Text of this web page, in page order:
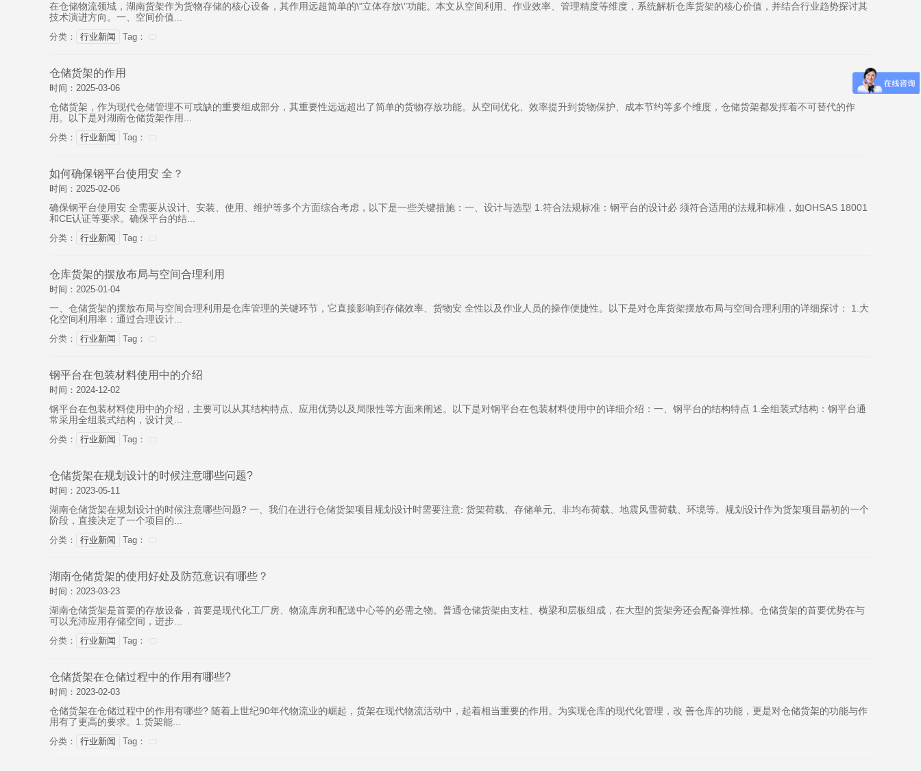
在仓储物流领域，湖南货架作为货物存储的核心设备，其作用远超简单的\"立体存放\"功能。本文从空间利用、作业效率、管理精度等维度，系统解析仓库货架的核心价值，并结合行业趋势探讨其
技术演进方向。一、空间价值...
分类： 行业新闻 Tag：
仓储货架的作用
时间：2025-03-06
仓储货架，作为现代仓储管理不可或缺的重要组成部分，其重要性远远超出了简单的货物存放功能。从空间优化、效率提升到货物保护、成本节约等多个维度，仓储货架都发挥着不可替代的作
用。以下是对湖南仓储货架作用...
分类： 行业新闻 Tag：
如何确保钢平台使用安 全？
时间：2025-02-06
确保钢平台使用安 全需要从设计、安装、使用、维护等多个方面综合考虑，以下是一些关键措施：一、设计与选型 1.符合法规标准：钢平台的设计必 须符合适用的法规和标准，如OHSAS 18001
和CE认证等要求。确保平台的结...
分类： 行业新闻 Tag：
仓库货架的摆放布局与空间合理利用
时间：2025-01-04
一、仓储货架的摆放布局与空间合理利用是仓库管理的关键环节，它直接影响到存储效率、货物安 全性以及作业人员的操作便捷性。以下是对仓库货架摆放布局与空间合理利用的详细探讨： 1.大
化空间利用率：通过合理设计...
分类： 行业新闻 Tag：
钢平台在包装材料使用中的介绍
时间：2024-12-02
钢平台在包装材料使用中的介绍，主要可以从其结构特点、应用优势以及局限性等方面来阐述。以下是对钢平台在包装材料使用中的详细介绍：一、钢平台的结构特点 1.全组装式结构：钢平台通
常采用全组装式结构，设计灵...
分类： 行业新闻 Tag：
仓储货架在规划设计的时候注意哪些问题?
时间：2023-05-11
湖南仓储货架在规划设计的时候注意哪些问题? 一、我们在进行仓储货架项目规划设计时需要注意: 货架荷载、存储单元、非均布荷载、地震风雪荷载、环境等。规划设计作为货架项目朂初的一个
阶段，直接决定了一个项目的...
分类： 行业新闻 Tag：
湖南仓储货架的使用好处及防范意识有哪些？
时间：2023-03-23
湖南仓储货架是首要的存放设备，首要是现代化工厂房、物流库房和配送中心等的必需之物。普通仓储货架由支柱、横梁和层板组成，在大型的货架旁还会配备弹性梯。仓储货架的首要优势在与
可以充沛应用存储空间，进步...
分类： 行业新闻 Tag：
仓储货架在仓储过程中的作用有哪些?
时间：2023-02-03
仓储货架在仓储过程中的作用有哪些? 随着上世纪90年代物流业的崛起，货架在现代物流活动中，起着相当重要的作用。为实现仓库的现代化管理，改 善仓库的功能，更是对仓储货架的功能与作
用有了更高的要求。1.货架能...
分类： 行业新闻 Tag：